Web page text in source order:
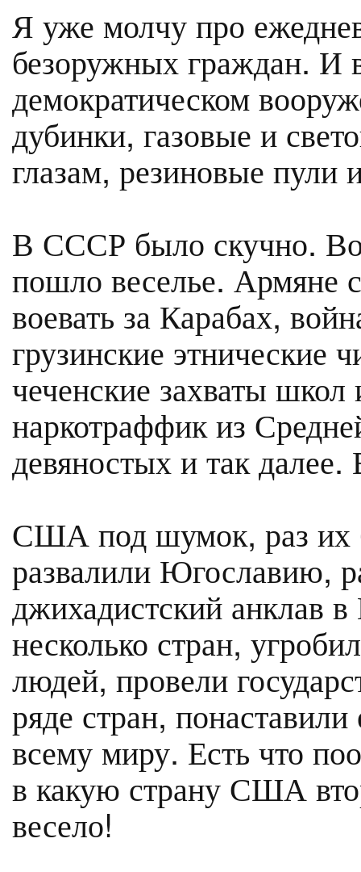
Я уже молчу про
безоружных граждан. И
демократическом
дубинки, газовые и
глазам, резиновые пули
В СССР было скучно.
пошло веселье. Армяне
воевать за Карабах,
грузинские этнические
чеченские захваты
наркотраффик из
девяностых и так далее.
США под шумок, раз их
развалили Югославию,
джихадистский анклав
несколько стран,
людей, провели
ряде стран,
всему миру. Есть что
в какую страну США
весело!